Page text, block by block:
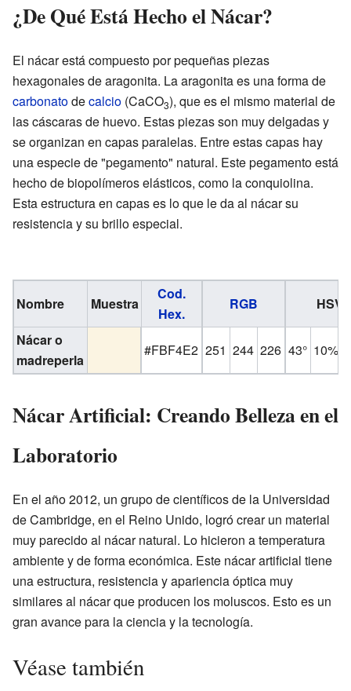
¿De Qué Está Hecho el Nácar?
El nácar está compuesto por pequeñas piezas
hexagonales de aragonita. La aragonita es una forma de
carbonatodecalcio (CaCO3), que es el mismo material de
las cáscaras de huevo. Estas piezas son muy delgadas y
se organizan en capas paralelas. Entre estas capas hay
una especie de "pegamento" natural. Este pegamento está
hecho de biopolímeros elásticos, como la conquiolina.
Esta estructura en capas es lo que le da al nácar su
resistencia y su brillo especial.
Nombre Muestra
Cod.
Hex.
RGB
HSV
Nácaro
madreperla
#FBF4E2 251 244 226 43° 10%
Nácar Artificial: Creando Belleza en el
Laboratorio
En el año 2012, un grupo de científicos de la Universidad
de Cambridge, en el Reino Unido, logró crear un material
muy parecido al nácar natural. Lo hicieron a temperatura
ambiente y de forma económica. Este nácar artificial tiene
una estructura, resistencia y apariencia óptica muy
similares al nácar que producen los moluscos. Esto es un
gran avance para la ciencia y la tecnología.
Véase también